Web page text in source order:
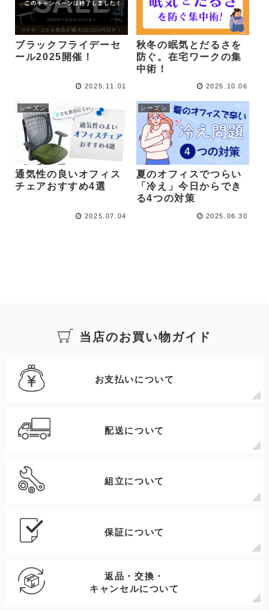
ブラックフライデーセ
ール2025開催！
2025.11.01
秋冬の眠気とだるさを
防ぐ。在宅ワークの集
中術！
2025.10.06
シーズン
通気性の良いオフィス
チェアおすすめ4選
2025.07.04
シーズン
夏のオフィスでつらい
「冷え」今日からでき
る4つの対策
2025.06.30
当店のお買い物ガイド
お支払いについて
配送について
組立について
保証について
返品・交換・
キャンセルについて